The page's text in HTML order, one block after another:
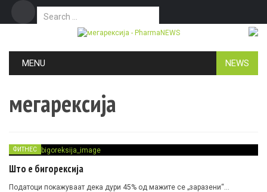
Search for:
MENU NEWS
мегарексија
ФИТНЕС
Што е бигорексија
Податоци покажуваат дека дури 45% од мажите се „заразени“…